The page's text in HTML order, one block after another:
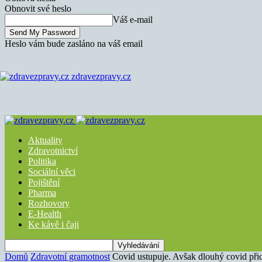
Obnovit své heslo
Váš e-mail
Heslo vám bude zasláno na váš email
zdravezpravy.cz
Aktuality
Zdravotnictví
Politika
Sociální věci
Pojištění
Pharma
Rozhovory
E-Health
Ke kávě i čaji
Domů Zdravotní gramotnost Covid ustupuje. Avšak dlouhý covid